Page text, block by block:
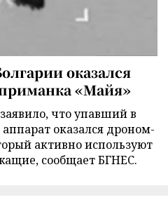
оказался
«Майя»
что упавший в
оказался дроном-
активно используют
сообщает БГНЕС.